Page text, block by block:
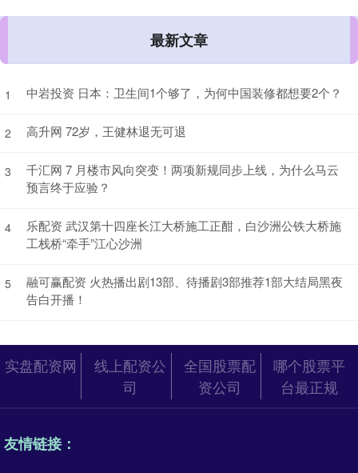
最新文章
1 中岩投资 日本：卫生间1个够了，为何中国装修都想要2个？
2 高升网 72岁，王健林退无可退
3
千汇网 7 月楼市风向突变！两项新规同步上线，为什么马云
预言终于应验？
4
乐配资 武汉第十四座长江大桥施工正酣，白沙洲公铁大桥施
工栈桥“牵手”江心沙洲
5
融可赢配资 火热播出剧13部、待播剧3部推荐1部大结局黑夜
告白开播！
实盘配资网
线上配资公
司
全国股票配
资公司
哪个股票平
台最正规
友情链接：